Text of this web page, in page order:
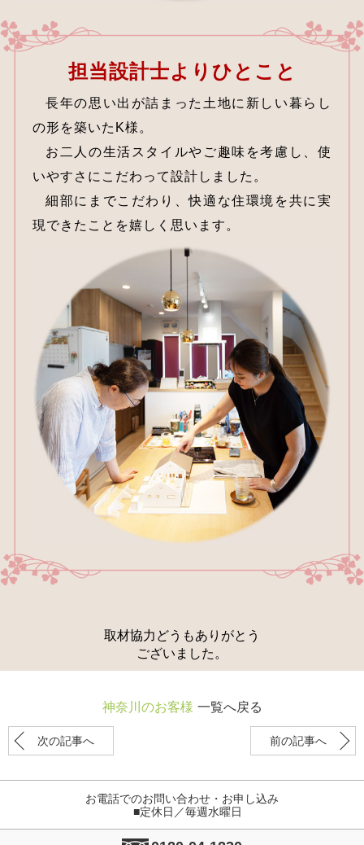
担当設計士よりひとこと
長年の思い出が詰まった土地に新しい暮らし
の形を築いたK様。
お二人の生活スタイルやご趣味を考慮し、使
いやすさにこだわって設計しました。
細部にまでこだわり、快適な住環境を共に実
現できたことを嬉しく思います。
取材協力どうもありがとう
ございました。
神奈川のお客様 一覧へ戻る
次の記事へ 前の記事へ
お電話でのお問い合わせ・お申し込み
■定休日／毎週水曜日